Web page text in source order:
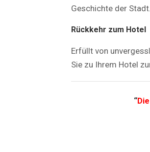
Geschichte der Stadt.
Rückkehr zum Hotel
Erfüllt von
Sie zu Ihrem Hotel
“